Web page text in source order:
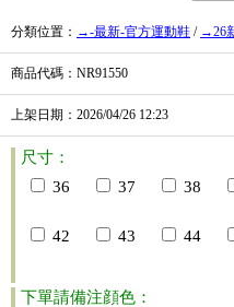
分類位置 ： →-最新-官方運動鞋 / →26
商品代碼 ：NR91550
上架日期 ：2026/04/26 12:23
尺寸：
36
37 38
42 43 44
下單請備注顔色：